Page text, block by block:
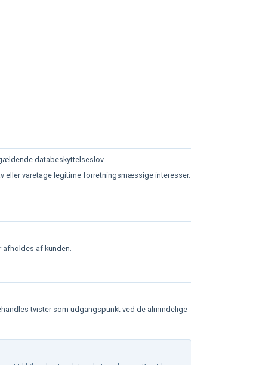
databeskyttelseslov.
eller varetage legitime forretningsmæssige interesser.
af kunden.
tvister som udgangspunkt ved de almindelige